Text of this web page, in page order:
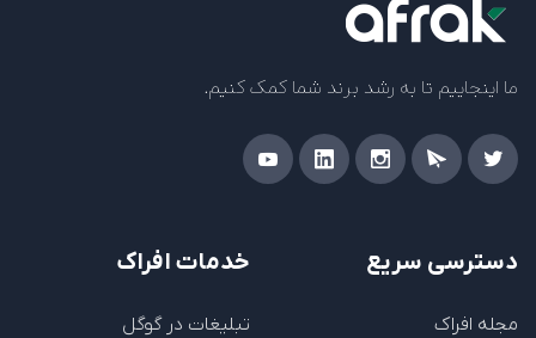
ما اینجاییم تا به رشد برند شما کمک کنیم.
دسترسی سریع
مجله افراک
خدمات افراک
تبلیغات در گوگل